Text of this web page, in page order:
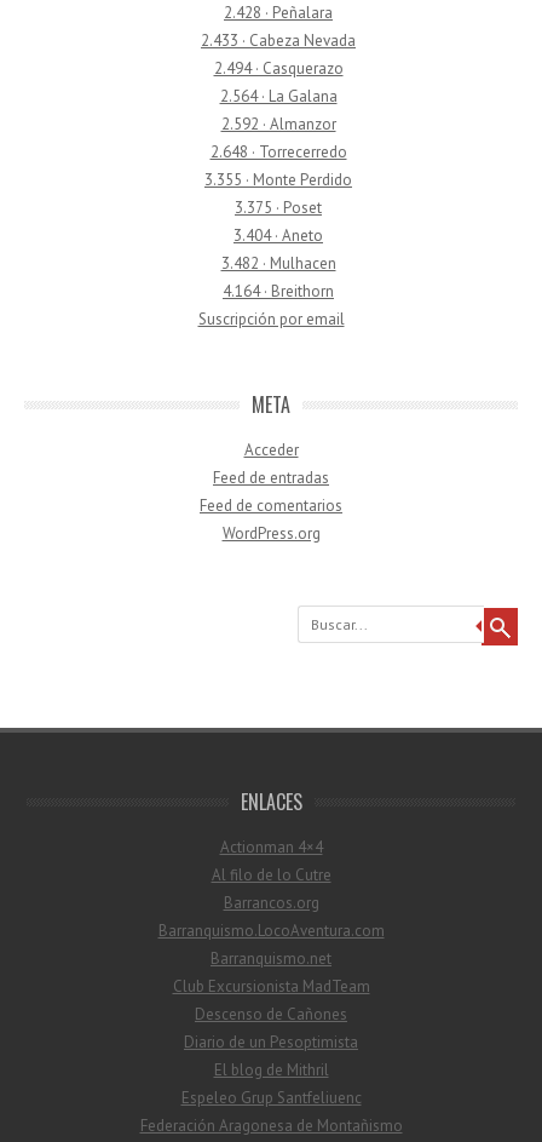
2.428 · Peñalara
2.433 · Cabeza Nevada
2.494 · Casquerazo
2.564 · La Galana
2.592 · Almanzor
2.648 · Torrecerredo
3.355 · Monte Perdido
3.375 · Poset
3.404 · Aneto
3.482 · Mulhacen
4.164 · Breithorn
Suscripción por email
META
Acceder
Feed de entradas
Feed de comentarios
WordPress.org
Buscar
ENLACES
Actionman 4×4
Al filo de lo Cutre
Barrancos.org
Barranquismo.LocoAventura.com
Barranquismo.net
Club Excursionista MadTeam
Descenso de Cañones
Diario de un Pesoptimista
El blog de Mithril
Espeleo Grup Santfeliuenc
Federación Aragonesa de Montañismo